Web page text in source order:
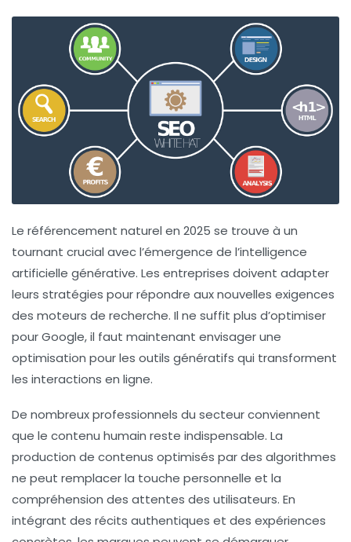
Le référencement naturel en 2025 se trouve à un
tournant crucial avec l’émergence de l’intelligence
artificielle générative. Les entreprises doivent adapter
leurs stratégies pour répondre aux nouvelles exigences
des moteurs de recherche. Il ne suffit plus d’optimiser
pour Google, il faut maintenant envisager une
optimisation pour les outils génératifs qui transforment
les interactions en ligne.
De nombreux professionnels du secteur conviennent
que le contenu humain reste indispensable. La
production de contenus optimisés par des algorithmes
ne peut remplacer la touche personnelle et la
compréhension des attentes des utilisateurs. En
intégrant des récits authentiques et des expériences